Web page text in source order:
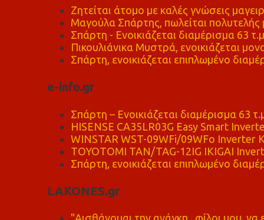
Ζητείται άτομο με καλές γνώσεις
Μαγούλα Σπάρτης, πωλείται πολυτελής
Σπάρτη - Ενοικιάζεται διαμέρισμα 63 τ.μ
Πικουλιάνικα Μυστρά, ενοικιάζεται
Σπάρτη, ενοικιάζεται επιπλωμένο
e-info.gr
Σπάρτη – Ενοικιάζεται διαμέρισμα 63
HISENSE CA35LR03G Easy Smart
WINSTAR WST-09WFi/09WFo Inverter
TOYOTOMI TAN/TAG-12IG IKIGAI
Σπάρτη, ενοικιάζεται επιπλωμένο
LAKONES.gr
"Αισθάνομαι την ανάγκη , φίλοι μου,